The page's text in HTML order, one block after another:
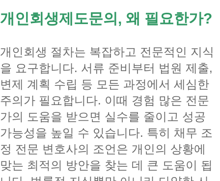
개인회생제도문의, 왜 필요한가?
개인회생 절차는 복잡하고 전문적인 지식
을 요구합니다. 서류 준비부터 법원 제출,
변제 계획 수립 등 모든 과정에서 세심한
주의가 필요합니다. 이때 경험 많은 전문
가의 도움을 받으면 실수를 줄이고 성공
가능성을 높일 수 있습니다. 특히 채무 조
정 전문 변호사의 조언은 개인의 상황에
맞는 최적의 방안을 찾는 데 큰 도움이 됩